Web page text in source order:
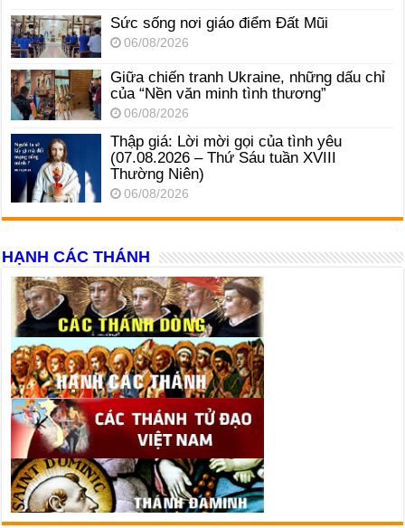
Sức sống nơi giáo điểm Đất Mũi
06/08/2026
Giữa chiến tranh Ukraine, những dấu chỉ
của “Nền văn minh tình thương”
06/08/2026
Thập giá: Lời mời gọi của tình yêu
(07.08.2026 – Thứ Sáu tuần XVIII
Thường Niên)
06/08/2026
HẠNH CÁC THÁNH